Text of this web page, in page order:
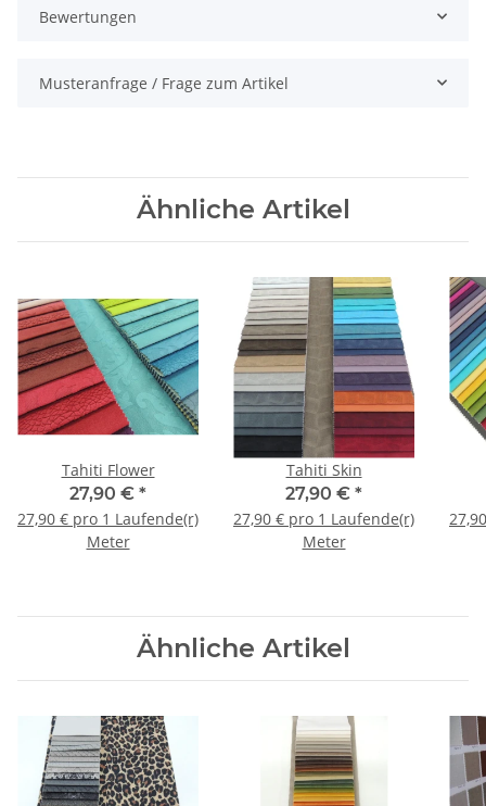
Bewertungen
Musteranfrage / Frage zum Artikel
Ähnliche Artikel
Tahiti Flower
27,90 € *
27,90 € pro 1 Laufende(r)
Meter
Tahiti Skin
27,90 € *
27,90 € pro 1 Laufende(r)
Meter
Ähnliche Artikel